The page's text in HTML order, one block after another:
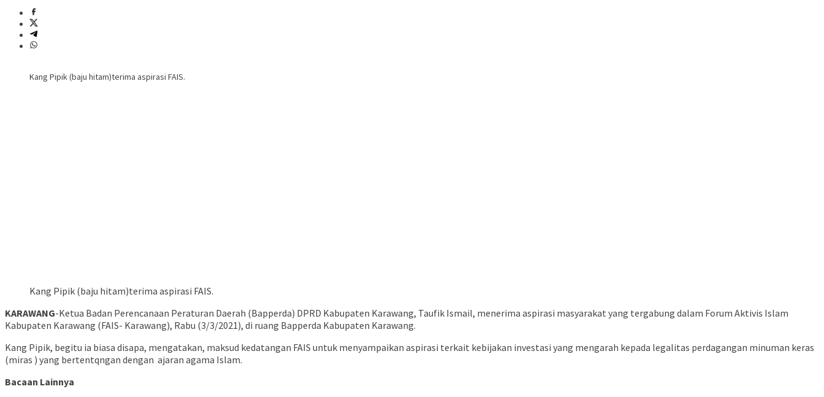
Kang Pipik (baju hitam)terima aspirasi FAIS.
Kang Pipik (baju hitam)terima aspirasi FAIS.
KARAWANG-Ketua Badan Perencanaan Peraturan Daerah (Bapperda) DPRD Kabupaten Karawang, Taufik Ismail, menerima aspirasi masyarakat yang tergabung dalam Forum Aktivis Islam
Kabupaten Karawang (FAIS- Karawang), Rabu (3/3/2021), di ruang Bapperda Kabupaten Karawang.
Kang Pipik, begitu ia biasa disapa, mengatakan, maksud kedatangan FAIS untuk menyampaikan aspirasi terkait kebijakan investasi yang mengarah kepada legalitas perdagangan minuman keras
(miras ) yang bertentqngan dengan ajaran agama Islam.
Bacaan Lainnya